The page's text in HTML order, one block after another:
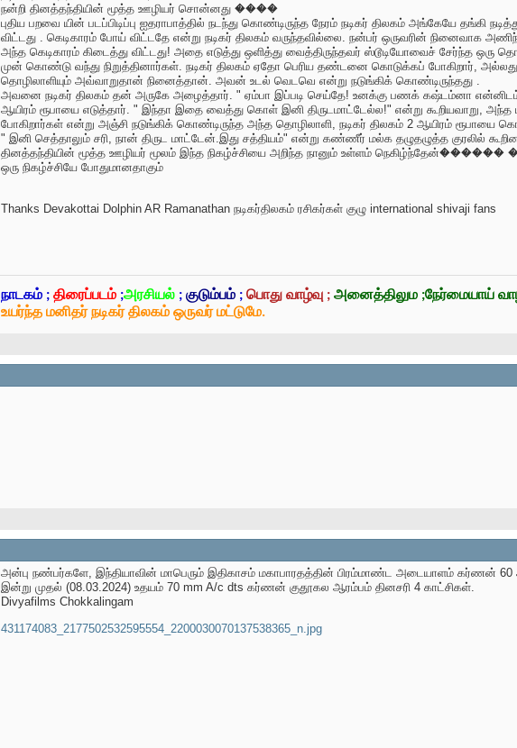
நன்றி தினத்தந்தியின் மூத்த ஊழியர் சொன்னது ����
புதிய பறவை யின் படப்பிடிப்பு ஐதராபாத்தில் நடந்து கொண்டிருந்த நேரம் நடிகர் திலகம் அங்கேயே தங்கி
விட்டது . கெடிகாரம் போய் விட்டதே என்று நடிகர் திலகம் வருந்தவில்லை. நன்பர் ஒருவரின் நினைவாக
அந்த கெடிகாரம் கிடைத்து விட்டது! அதை எடுத்து ஒளித்து வைத்திருந்தவர் ஸ்டூடியோவைச் சேர்ந்த ஒரு
முன் கொண்டு வந்து நிறுத்தினார்கள். நடிகர் திலகம் ஏதோ பெரிய தண்டனை கொடுக்கப் போகிறார்,
தொழிலாளியும் அவ்வாறுதான் நினைத்தான். அவன் உடல் வெடவெ என்று நடுங்கிக் கொண்டிருந்தது .
அவனை நடிகர் திலகம் தன் அருகே அழைத்தார். " ஏம்பா இப்படி செய்தே! உனக்கு பணக் கஷ்டம்னா என்னிடம்
ஆயிரம் ரூபாயை எடுத்தார். " இந்தா இதை வைத்து கொள் இனி திருடமாட்டேல்ல!" என்று கூறியவாறு,
போகிறார்கள் என்று அஞ்சி நடுங்கிக் கொண்டிருந்த அந்த தொழிலாளி, நடிகர் திலகம் 2 ஆயிரம் ரூபாயை
" இனி செத்தாலும் சரி, நான் திருட மாட்டேன்.இது சத்தியம்" என்று கண்ணீர் மல்க தழுதழுத்த குரலில்
தினத்தந்தியின் மூத்த ஊழியர் மூலம் இந்த நிகழ்ச்சியை அறிந்த நானும் உள்ளம்
ஒரு நிகழ்ச்சியே போதுமானதாகும்
Thanks Devakottai Dolphin AR Ramanathan நடிகர்திலகம் ரசிகர்கள் குழு international shivaji fans
நாடகம் ; திரைப்படம் ;அரசியல் ; குடும்பம் ; பொது வாழ்வு ; அனைத்திலும ;நேர்மையாய்
உயர்ந்த மனிதர் நடிகர் திலகம் ஒருவர் மட்டுமே.
அன்பு நண்பர்களே, இந்தியாவின் மாபெரும் இதிகாசம் மகாபாரதத்தின் பிரம்மாண்ட அடையாளம் கர்ணன்
இன்று முதல் (08.03.2024) உதயம் 70 mm A/c dts கர்ணன் குதூகல ஆரம்பம் தினசரி 4 காட்சிகள்.
Divyafilms Chokkalingam
431174083_2177502532595554_2200030070137538365_n.jpg